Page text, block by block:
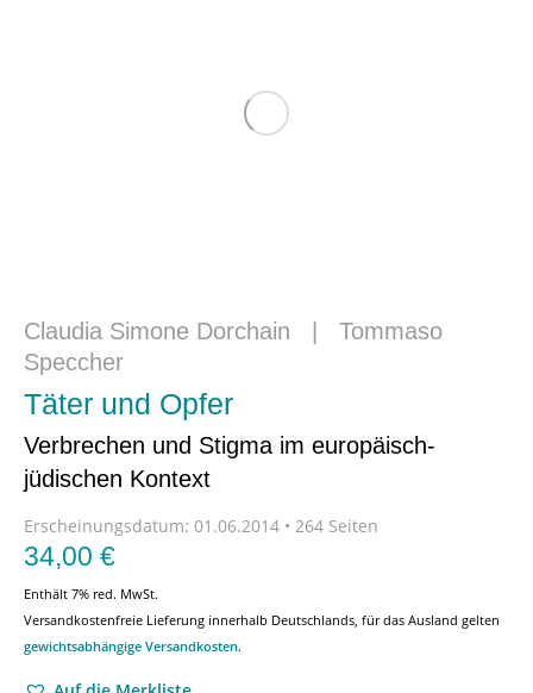
Claudia Simone Dorchain
Tommaso
Speccher
Täter und Opfer
Verbrechen und Stigma im europäisch-
jüdischen Kontext
Erscheinungsdatum: 01.06.2014 • 264 Seiten
34,00 €
Enthält 7% red. MwSt.
Versandkostenfreie Lieferung innerhalb Deutschlands, für das Ausland gelten
gewichtsabhängige Versandkosten.